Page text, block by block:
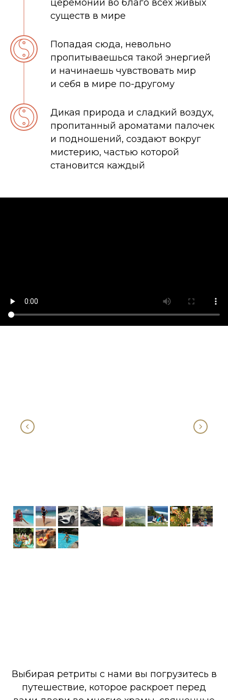
церемонии во благо всех живых
существ в мире
Попадая сюда, невольно
пропитываешься такой энергией
и начинаешь чувствовать мир
и себя в мире по-другому
Дикая природа и сладкий воздух,
пропитанный ароматами палочек
и подношений, создают вокруг
мистерию, частью которой
становится каждый
Выбирая ретриты с нами вы погрузитесь в
путешествие, которое раскроет перед